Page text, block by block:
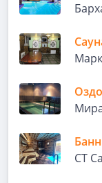
СТ